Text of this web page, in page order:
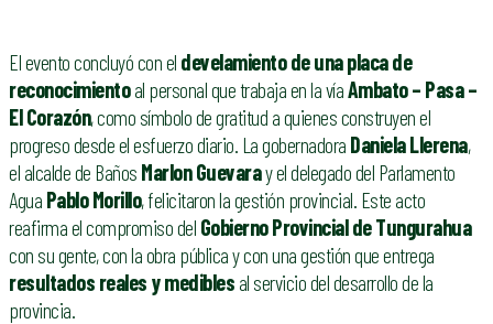
El evento concluyó con el develamiento de una placa de
reconocimientoal personal que trabaja en la víaAmbato – Pasa –
El Corazón, como símbolo de gratitud a quienes construyen el
progreso desde el esfuerzo diario. La gobernadora Daniela Llerena,
el alcalde de Baños Marlon Guevaray el delegado del Parlamento
Agua Pablo Morillo, felicitaron la gestión provincial. Este acto
reafirma el compromiso del Gobierno Provincial de Tungurahua
con su gente, con la obra pública y con una gestión que entrega
resultados reales y medibles al servicio del desarrollo de la
provincia.